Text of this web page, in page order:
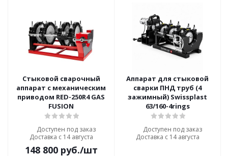
Стыковой сварочный
аппарат с механическим
приводом RED-250R4 GAS
FUSION
Доступен под заказ
Доставка с 14 августа
148 800руб./шт
Аппарат для стыковой
сварки ПНД труб (4
зажимный) Swissplast
63/160-4rings
Доступен под заказ
Доставка с 14 августа